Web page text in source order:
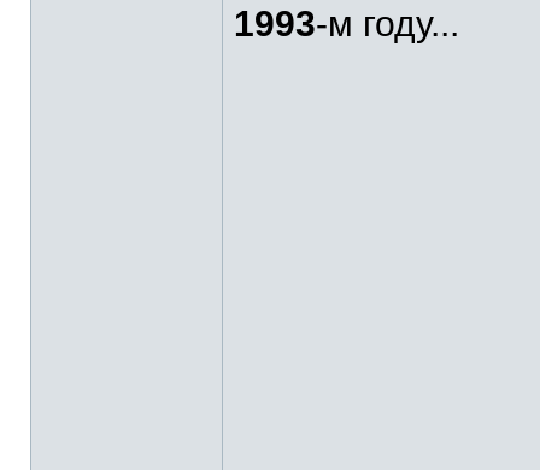
1993-м году...